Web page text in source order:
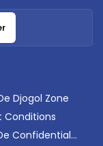
Djogol Zone
Conditions
Confidential...